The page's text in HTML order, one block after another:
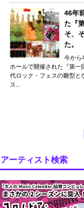
46年
た『
そ、
た。
今から
ホールで開催された『第
代ロック・フェスの雛型と
ス...
アーティスト検索